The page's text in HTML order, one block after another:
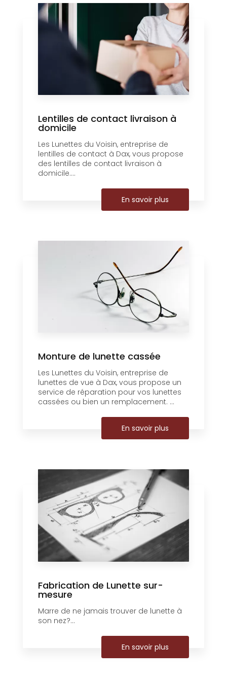
Lentilles de contact livraison à
domicile
Les Lunettes du Voisin, entreprise de
lentilles de contact à Dax, vous propose
des lentilles de contact livraison à
domicile....
En savoir plus
Monture de lunette cassée
Les Lunettes du Voisin, entreprise de
lunettes de vue à Dax, vous propose un
service de réparation pour vos lunettes
cassées ou bien un remplacement. ...
En savoir plus
Fabrication de Lunette sur-
mesure
Marre de ne jamais trouver de lunette à
son nez?...
En savoir plus